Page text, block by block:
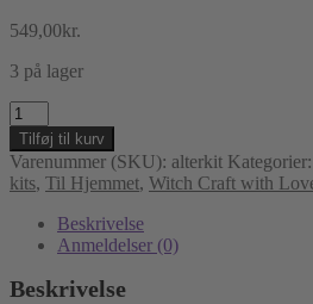
549,00kr.
3 på lager
House
of
Hekate
–
Alter
Tilføj til kurv
Varenummer (SKU): alterkit Kategorier:
kits, Til Hjemmet, Witch Craft with
Beskrivelse
Anmeldelser (0)
Beskrivelse